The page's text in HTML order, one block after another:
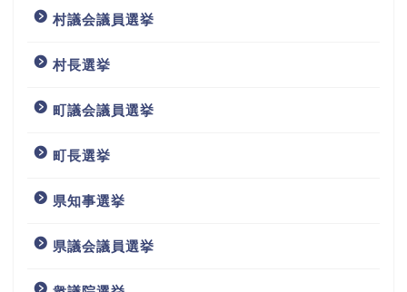
村議会議員選挙
村長選挙
町議会議員選挙
町長選挙
県知事選挙
県議会議員選挙